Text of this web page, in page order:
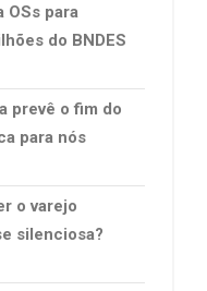
OSs para
do BNDES
prevê o fim do
para nós
o varejo
silenciosa?